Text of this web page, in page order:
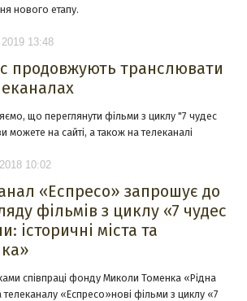
нового етапу.
2019 13:48
продовжують транслювати
що переглянути фільми з циклу "7 чудес
можете на сайті, а також на телеканалі
10:02
«Еспресо» запрошує до
фільмів з циклу «7 чудес
історичні міста та
співпраці фонду Миколи Томенка «Рідна
телеканалу «Еспресо»нові фільми з циклу «7